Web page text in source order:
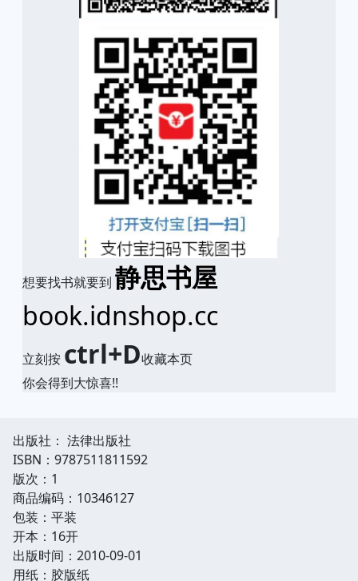
想要找书就要到 静思书屋
book.idnshop.cc
立刻按 ctrl+D收藏本页
你会得到大惊喜!!
出版社： 法律出版社
ISBN：9787511811592
版次：1
商品编码：10346127
包装：平装
开本：16开
出版时间：2010-09-01
用纸：胶版纸